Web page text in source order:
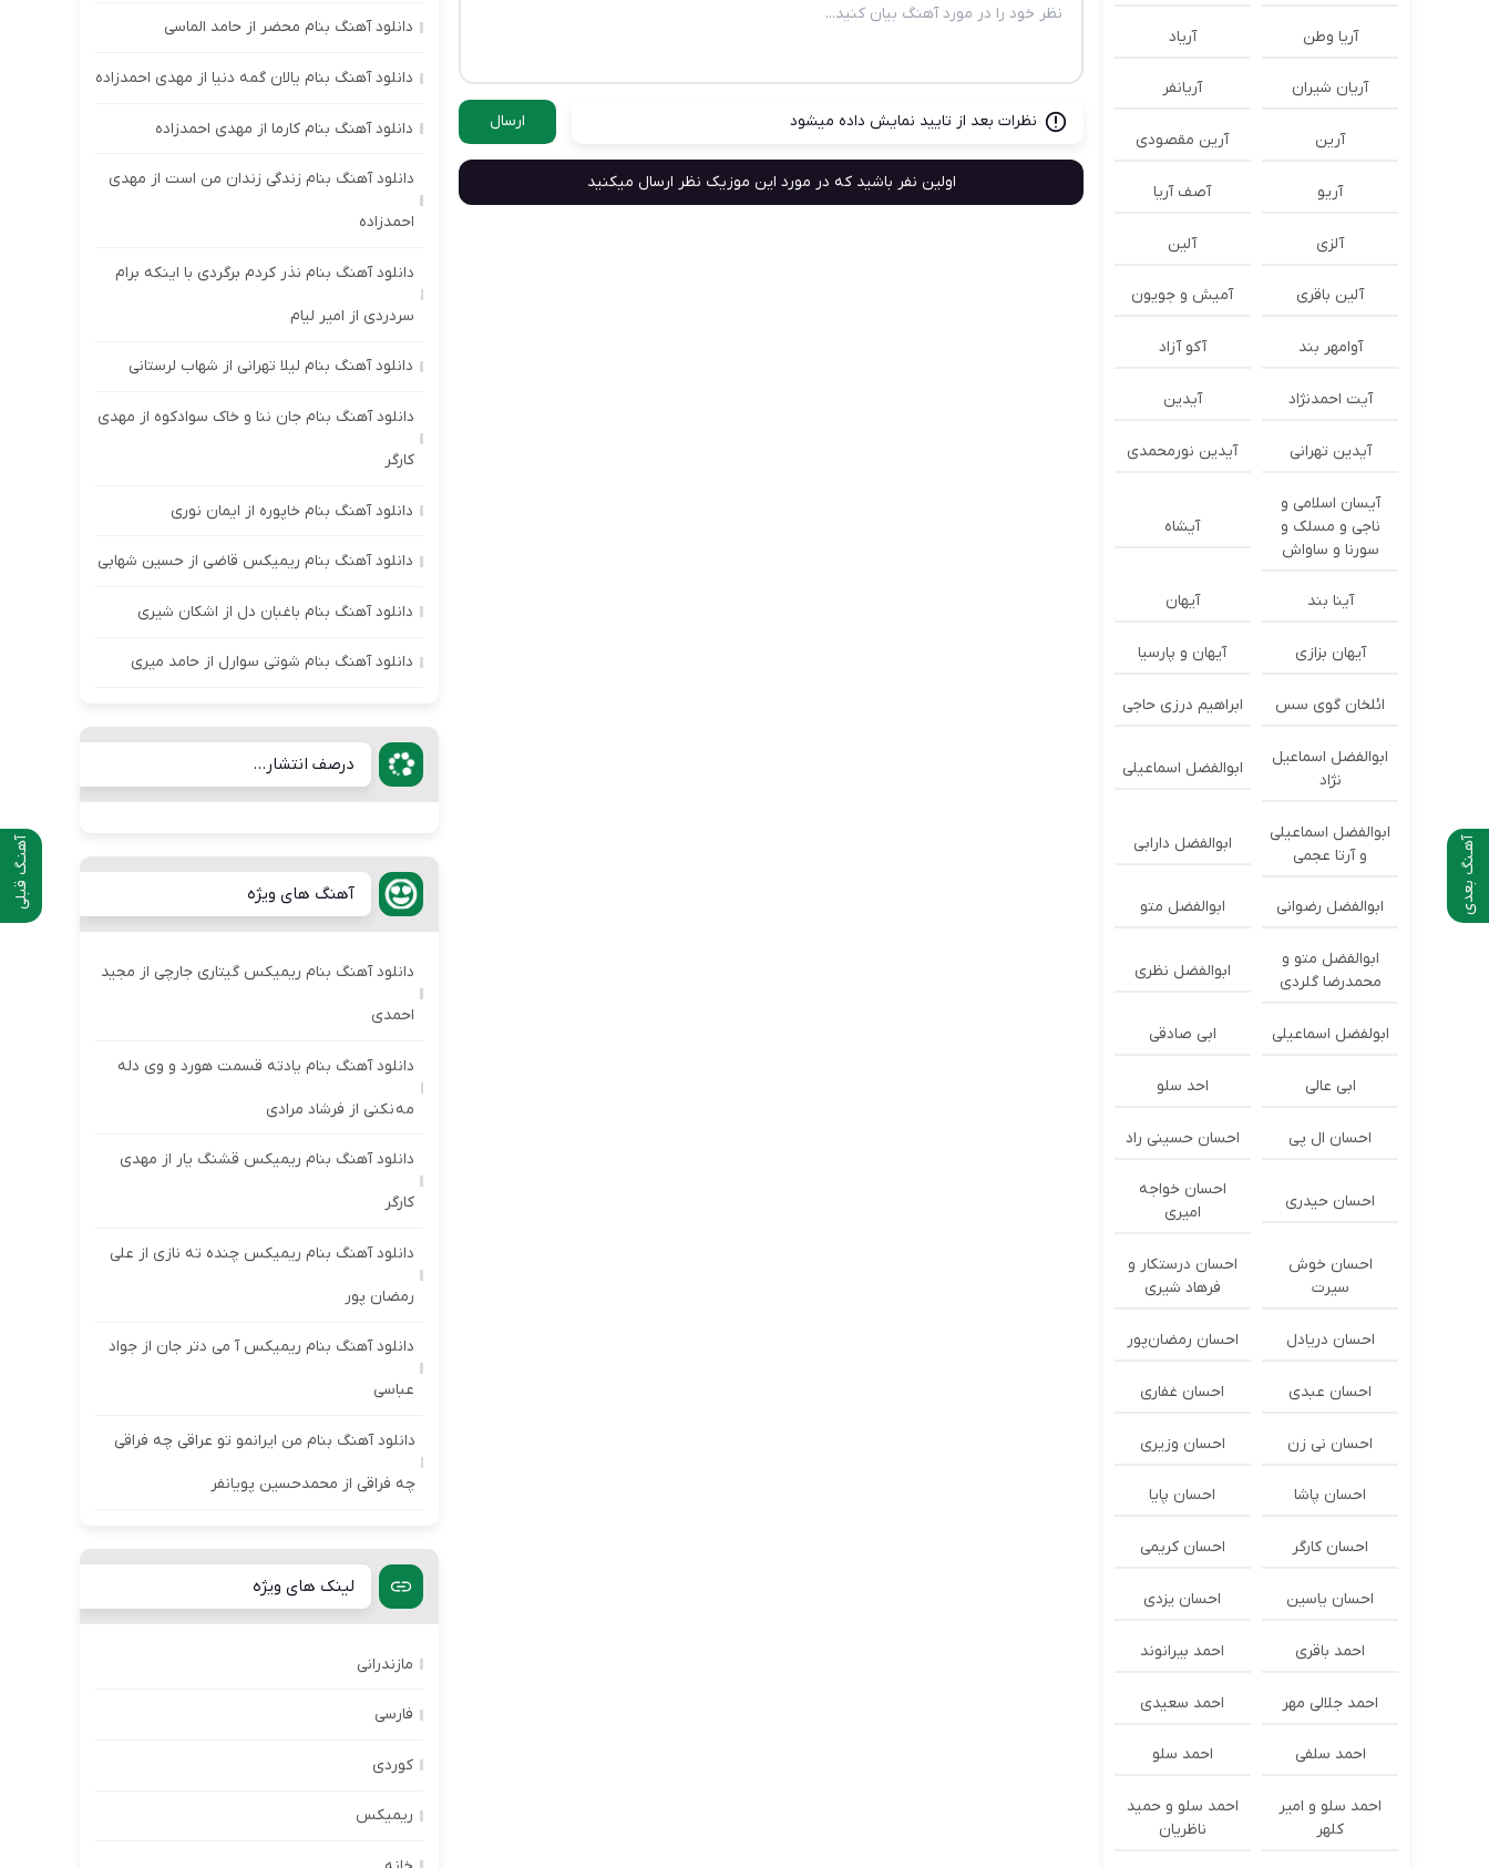
آهنـگ قبلی آهـنگ بعدی
نظرات بعد از تایید نمایش داده میشود ارسال
اولین نفر باشید که در مورد این موزیک نظر ارسال میکنید
آریا وطن آریاد
آریان شیران آریانفر
آرین آرین مقصودی
آریو آصف آریا
آلزی آلین
آلین باقری آمیش و جویون
آوامهر بند آکو آزاد
آیت احمدنژاد آیدین
آیدین تهرانی آیدین نورمحمدی
آیسان اسلامی و
ناجی و مسلک و
سورنا و ساواش
آیشاه
آینا بند آیهان
آیهان بزازی آیهان و پارسیا
ائلخان گوی سس ابراهیم درزی حاجی
ابوالفضل اسماعیل
نژاد
ابوالفضل اسماعیلی
ابوالفضل اسماعیلی
و آرتا عجمی
ابوالفضل دارابی
ابوالفضل رضوانی ابوالفضل متو
ابوالفضل متو و
محمدرضا گلردی
ابوالفضل نظری
ابولفضل اسماعیلی ابی صادقی
ابی عالی احد سلو
احسان ال پی احسان حسینی راد
احسان حیدری
احسان خواجه
امیری
احسان خوش
سیرت
احسان درستكار و
فرهاد شيرى
احسان دریادل احسان رمضان‌پور
احسان عبدی احسان غفاری
احسان نی زن احسان وزیری
احسان پاشا احسان پایا
احسان کارگر احسان کریمی
احسان یاسین احسان یزدی
احمد باقری احمد بیرانوند
احمد جلالی مهر احمد سعیدی
احمد سلفی احمد سلو
احمد سلو و امیر
کلهر
احمد سلو و حمید
ناظریان
دانلود آهنگ بنام محضر از حامد الماسی
دانلود آهنگ بنام یالان گمه دنیا از مهدی احمدزاده
دانلود آهنگ بنام کارما از مهدی احمدزاده
دانلود آهنگ بنام زندگی زندان من است از مهدی
احمدزاده
دانلود آهنگ بنام نذر کردم برگردی با اینکه برام
سردردی از امیر لیام
دانلود آهنگ بنام لیلا تهرانی از شهاب لرستانی
دانلود آهنگ بنام جان ننا و خاک سوادکوه از مهدی
کارگر
دانلود آهنگ بنام خاپوره از ایمان نوری
دانلود آهنگ بنام ریمیکس قاضی از حسین شهابی
دانلود آهنگ بنام باغبان دل از اشکان شیری
دانلود آهنگ بنام شوتی سوارل از حامد میری
درصف انتشار...
آهنگ های ویژه
دانلود آهنگ بنام ریمیکس گیتاری جارچی از مجید
احمدی
دانلود آهنگ بنام یادته قسمت هورد و وی دله
مه نکنی از فرشاد مرادی
دانلود آهنگ بنام ریمیکس قشنگ یار از مهدی
کارگر
دانلود آهنگ بنام ریمیکس چنده ته نازی از علی
رمضان پور
دانلود آهنگ بنام ریمیکس آ می دتر جان از جواد
عباسی
دانلود آهنگ بنام من ایرانمو تو عراقی چه فراقی
چه فراقی از محمدحسین پویانفر
لینک های ویژه
مازندرانی
فارسی
کوردی
ریمیکس